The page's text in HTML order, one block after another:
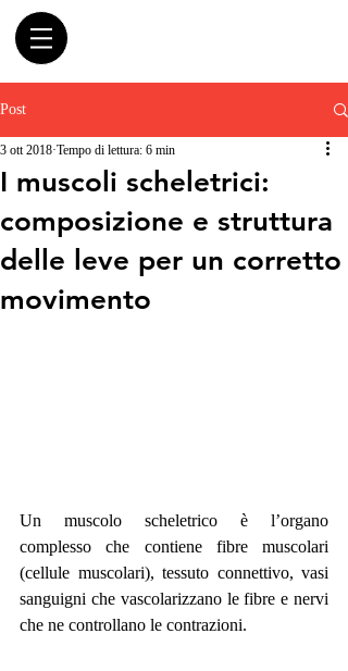
Post
I muscoli scheletrici:
composizione e struttura
delle leve per un corretto
movimento
3 ott 2018 Tempo di lettura: 6 min
Un muscolo scheletrico è l’organo
complesso che contiene fibre muscolari
(cellule muscolari), tessuto connettivo, vasi
sanguigni che vascolarizzano le fibre e nervi
che ne controllano le contrazioni.